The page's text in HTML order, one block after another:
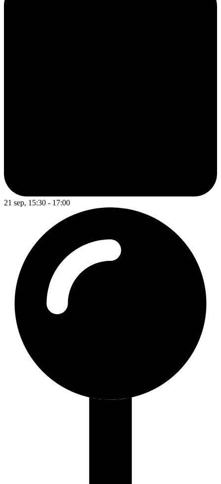
21 sep, 15:30 - 17:00